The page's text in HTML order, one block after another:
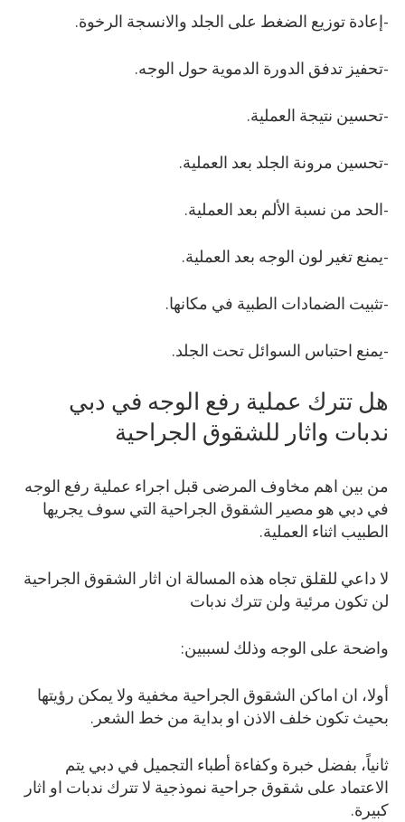
-إعادة توزيع الضغط على الجلد والانسجة الرخوة.
-تحفيز تدفق الدورة الدموية حول الوجه.
-تحسين نتيجة العملية.
-تحسين مرونة الجلد بعد العملية.
-الحد من نسبة الألم بعد العملية.
-يمنع تغير لون الوجه بعد العملية.
-تثبيت الضمادات الطبية في مكانها.
-يمنع احتباس السوائل تحت الجلد.
هل تترك عملية رفع الوجه في دبي
ندبات واثار للشقوق الجراحية
من بين اهم مخاوف المرضى قبل اجراء عملية رفع الوجه
في دبي هو مصير الشقوق الجراحية التي سوف يجريها
الطبيب اثناء العملية.
لا داعي للقلق تجاه هذه المسالة ان اثار الشقوق الجراحية
لن تكون مرئية ولن تترك ندبات
واضحة على الوجه وذلك لسببين:
أولا، ان اماكن الشقوق الجراحية مخفية ولا يمكن رؤيتها
بحيث تكون خلف الاذن او بداية من خط الشعر.
ثانياً، بفضل خبرة وكفاءة أطباء التجميل في دبي يتم
الاعتماد على شقوق جراحية نموذجية لا تترك ندبات او اثار
كبيرة.